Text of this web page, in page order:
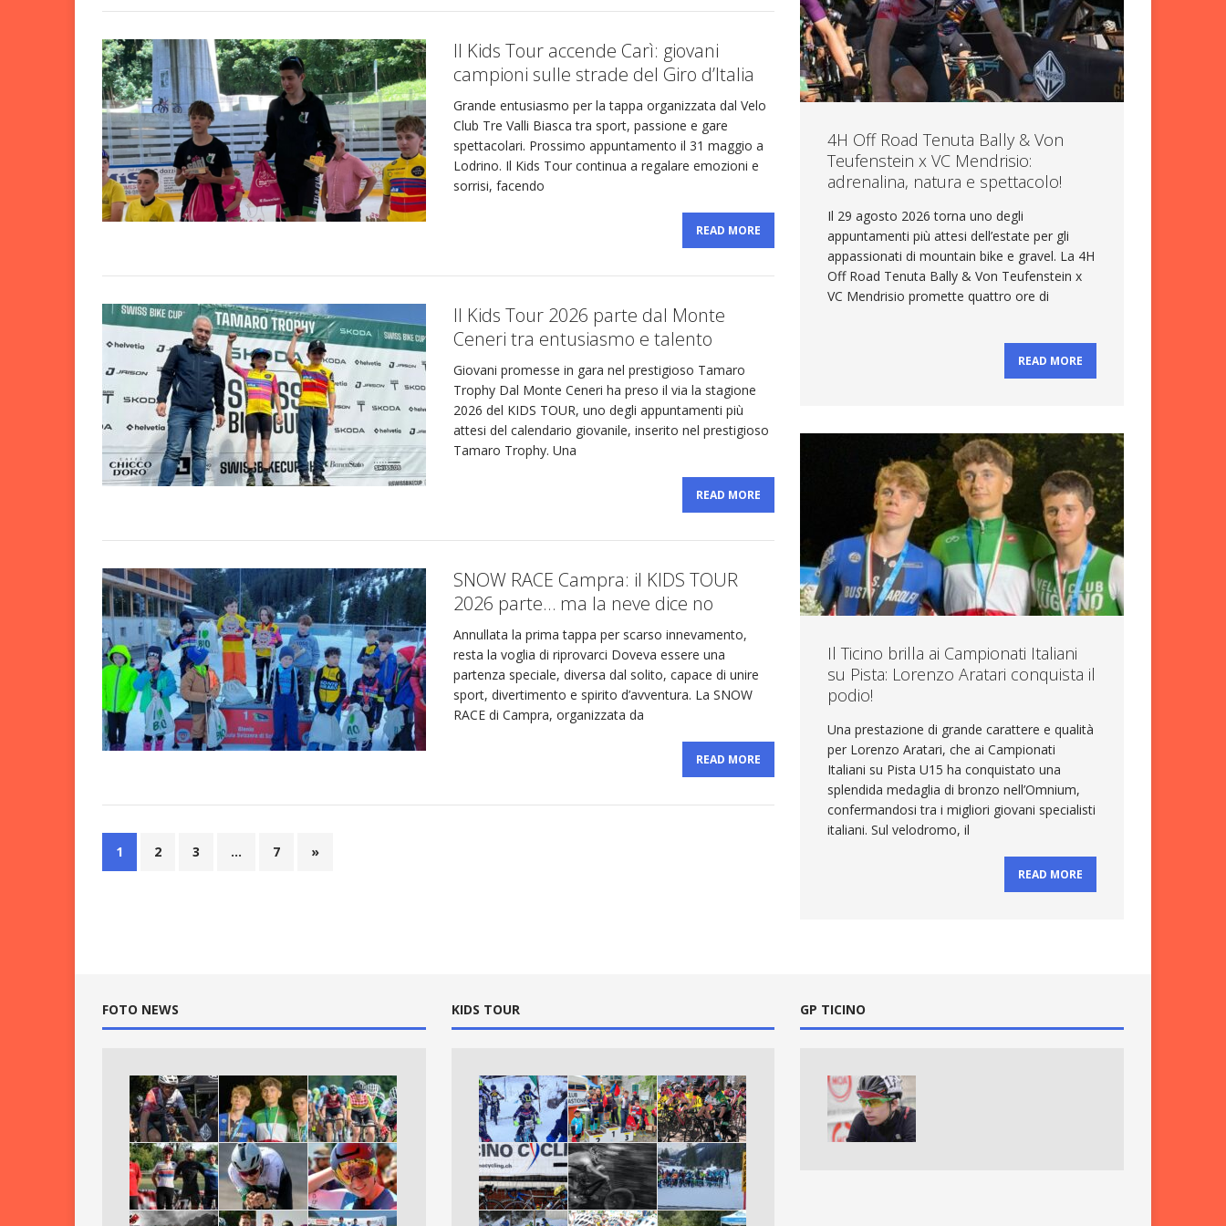
Nazionali, segnali positivi per il team CYCLING NEWS
[ 6 Agosto 2026 ] 4H Off Road Tenuta Bally & Von Teufenstein x VC
Mendrisio: adrenalina, natura e spettacolo! CYCLING NEWS
Il Kids Tour accende Carì: giovani
campioni sulle strade del Giro d’Italia
Grande entusiasmo per la tappa organizzata dal Velo
Club Tre Valli Biasca tra sport, passione e gare
spettacolari. Prossimo appuntamento il 31 maggio a
Lodrino. Il Kids Tour continua a regalare emozioni e
sorrisi, facendo
READ MORE
Il Kids Tour 2026 parte dal Monte
Ceneri tra entusiasmo e talento
Giovani promesse in gara nel prestigioso Tamaro
Trophy Dal Monte Ceneri ha preso il via la stagione
2026 del KIDS TOUR, uno degli appuntamenti più
attesi del calendario giovanile, inserito nel prestigioso
Tamaro Trophy. Una
READ MORE
SNOW RACE Campra: il KIDS TOUR
2026 parte… ma la neve dice no
Annullata la prima tappa per scarso innevamento,
resta la voglia di riprovarci Doveva essere una
partenza speciale, diversa dal solito, capace di unire
sport, divertimento e spirito d’avventura. La SNOW
RACE di Campra, organizzata da
READ MORE
1 2 3 … 7 »
4H Off Road Tenuta Bally & Von
Teufenstein x VC Mendrisio:
adrenalina, natura e spettacolo!
Il 29 agosto 2026 torna uno degli
appuntamenti più attesi dell’estate per gli
appassionati di mountain bike e gravel. La 4H
Off Road Tenuta Bally & Von Teufenstein x
VC Mendrisio promette quattro ore di
READ MORE
Il Ticino brilla ai Campionati Italiani
su Pista: Lorenzo Aratari conquista il
podio!
Una prestazione di grande carattere e qualità
per Lorenzo Aratari, che ai Campionati
Italiani su Pista U15 ha conquistato una
splendida medaglia di bronzo nell’Omnium,
confermandosi tra i migliori giovani specialisti
italiani. Sul velodromo, il
READ MORE
FOTO NEWS KIDS TOUR GP TICINO